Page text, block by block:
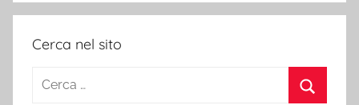
Cerca nel sito
Ricerca